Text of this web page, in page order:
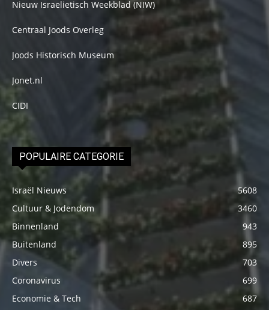
Nieuw Israelietisch Weekblad (NIW)
Centraal Joods Overleg
Joods Historisch Museum
Jonet.nl
CIDI
POPULAIRE CATEGORIE
Israël Nieuws
5608
Cultuur & Jodendom
3460
Binnenland
943
Buitenland
895
Divers
703
Coronavirus
699
Economie & Tech
687